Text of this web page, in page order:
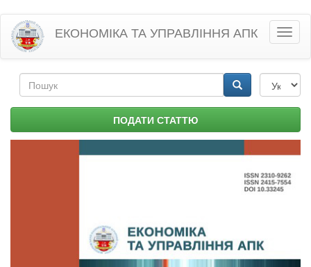
Перейти
основного
матеріалу
ЕКОНОМІКА ТА УПРАВЛІННЯ АПК
Пошукова
форма ПОДАТИ СТАТТЮ